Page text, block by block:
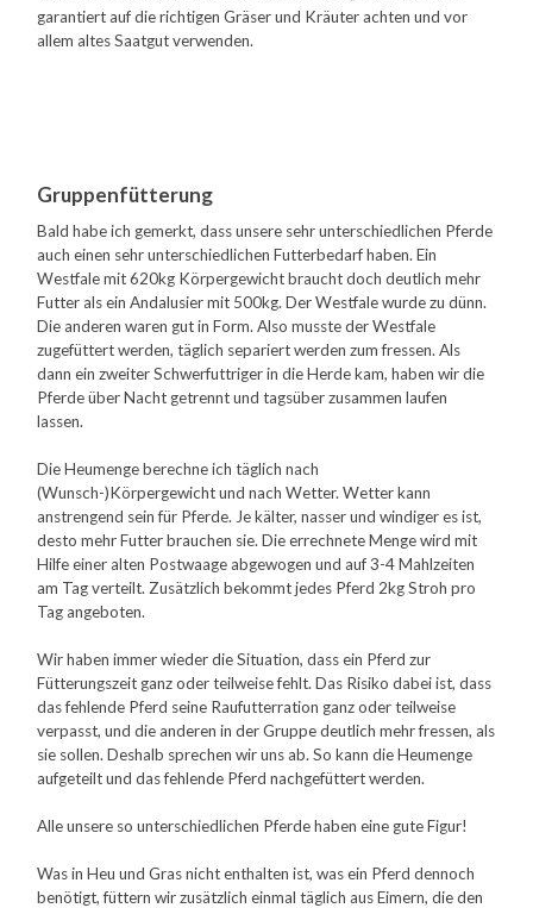
garantiert auf die richtigen Gräser und Kräuter achten und vor
allem altes Saatgut verwenden.
Gruppenfütterung
Bald habe ich gemerkt, dass unsere sehr unterschiedlichen Pferde
auch einen sehr unterschiedlichen Futterbedarf haben. Ein
Westfale mit 620kg Körpergewicht braucht doch deutlich mehr
Futter als ein Andalusier mit 500kg. Der Westfale wurde zu dünn.
Die anderen waren gut in Form. Also musste der Westfale
zugefüttert werden, täglich separiert werden zum fressen. Als
dann ein zweiter Schwerfuttriger in die Herde kam, haben wir die
Pferde über Nacht getrennt und tagsüber zusammen laufen
lassen.
Die Heumenge berechne ich täglich nach
(Wunsch-)Körpergewicht und nach Wetter. Wetter kann
anstrengend sein für Pferde. Je kälter, nasser und windiger es ist,
desto mehr Futter brauchen sie. Die errechnete Menge wird mit
Hilfe einer alten Postwaage abgewogen und auf 3-4 Mahlzeiten
am Tag verteilt. Zusätzlich bekommt jedes Pferd 2kg Stroh pro
Tag angeboten.
Wir haben immer wieder die Situation, dass ein Pferd zur
Fütterungszeit ganz oder teilweise fehlt. Das Risiko dabei ist, dass
das fehlende Pferd seine Raufutterration ganz oder teilweise
verpasst, und die anderen in der Gruppe deutlich mehr fressen, als
sie sollen. Deshalb sprechen wir uns ab. So kann die Heumenge
aufgeteilt und das fehlende Pferd nachgefüttert werden.
Alle unsere so unterschiedlichen Pferde haben eine gute Figur!
Was in Heu und Gras nicht enthalten ist, was ein Pferd dennoch
benötigt, füttern wir zusätzlich einmal täglich aus Eimern, die den